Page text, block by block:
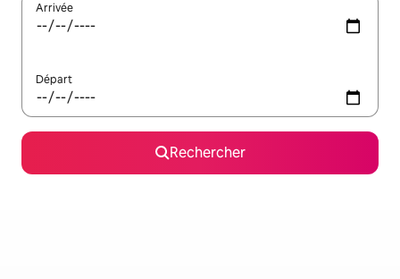
Arrivée
Départ
Rechercher